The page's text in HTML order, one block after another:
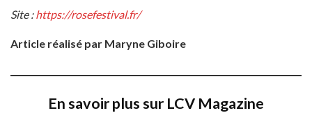
Site :https://rosefestival.fr/
Article réalisé par Maryne Giboire
En savoir plus sur LCV Magazine